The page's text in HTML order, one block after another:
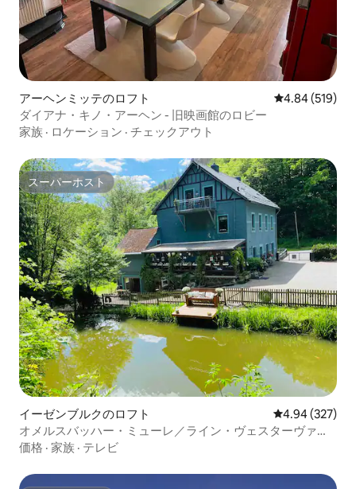
アーヘンミッテのロフト レビュー519
4.84 (519)
ダイアナ・キノ・アーヘン - 旧映画館のロビー
家族 · ロケーション · チェックアウト
スーパーホスト
スーパーホスト
イーゼンブルクのロフト レビュー327
4.94 (327)
オメルスバッハー・ミューレ／ライン・ヴェスターヴァル
ト自然公園
価格 · 家族 · テレビ